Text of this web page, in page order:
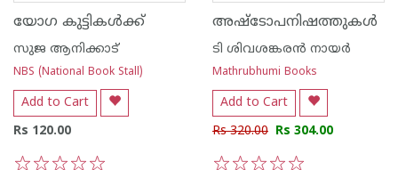
യോഗ കുട്ടികള്‍ക്ക്
സുജ ആനിക്കാട്
NBS (National Book Stall)
Add to Cart
Rs 120.00
അഷ്ടോപനിഷത്തുകള്‍
ടി ശിവശങ്കരന്‍ നായര്‍
Mathrubhumi Books
Add to Cart
Rs 320.00 Rs 304.00